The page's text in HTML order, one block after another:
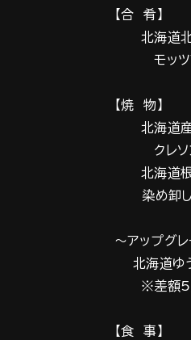
【合 肴】
北海道北
モッツア
【焼 物】
北海道産
クレソン
北海道根
染め卸し
～アップグ
北海道ゆ
※差額
【食 事】